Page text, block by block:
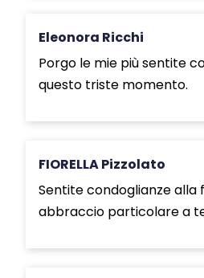
Eleonora Ricchi
Porgo le mie più sentite
questo triste momento.
FIORELLA Pizzolato
Sentite condoglianze alla
abbraccio particolare a